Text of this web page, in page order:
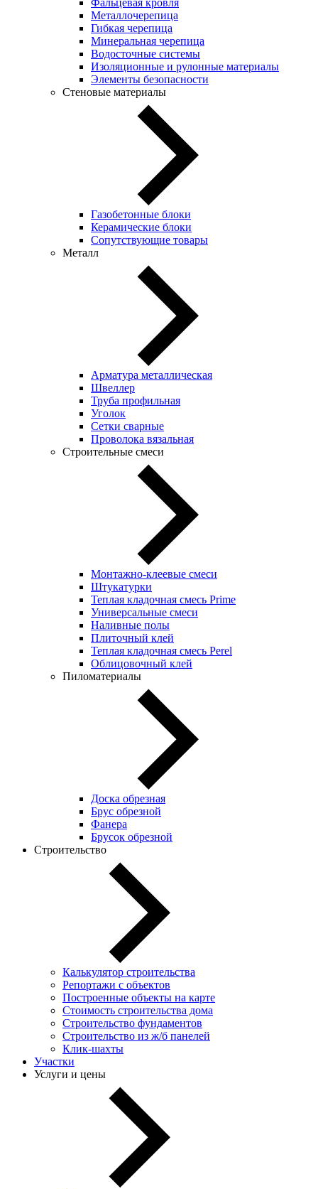
Металлочерепица
Гибкая черепица
Минеральная черепица
Водосточные системы
Изоляционные и рулонные материалы
Элементы безопасности
Стеновые материалы
Газобетонные блоки
Керамические блоки
Сопутствующие товары
Металл
Арматура металлическая
Швеллер
Труба профильная
Уголок
Сетки сварные
Проволока вязальная
Строительные смеси
Монтажно-клеевые смеси
Штукатурки
Теплая кладочная смесь Prime
Универсальные смеси
Наливные полы
Плиточный клей
Теплая кладочная смесь Perel
Облицовочный клей
Пиломатериалы
Доска обрезная
Брус обрезной
Фанера
Брусок обрезной
Строительство
Калькулятор строительства
Репортажи с объектов
Построенные объекты на карте
Стоимость строительства дома
Строительство фундаментов
Строительство из ж/б панелей
Клик-шахты
Участки
Услуги и цены